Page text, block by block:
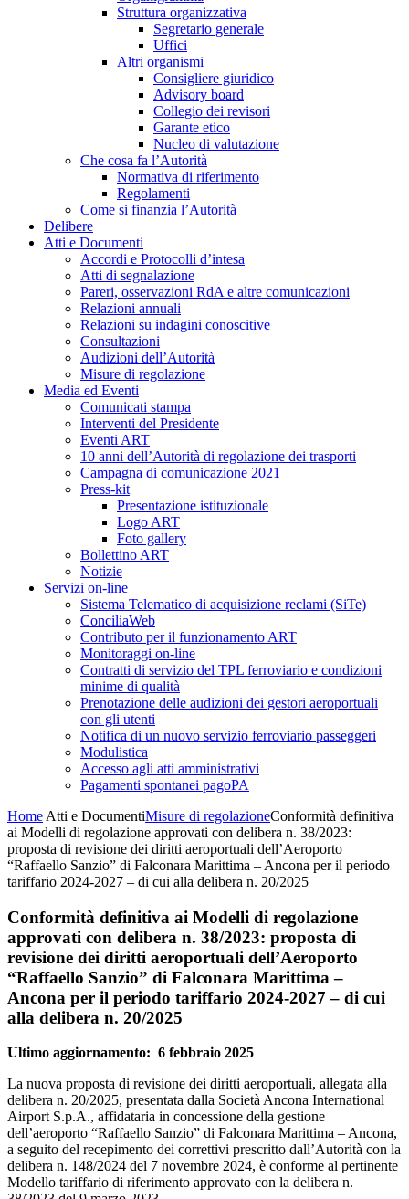
Struttura organizzativa
Segretario generale
Uffici
Altri organismi
Consigliere giuridico
Advisory board
Collegio dei revisori
Garante etico
Nucleo di valutazione
Che cosa fa l’Autorità
Normativa di riferimento
Regolamenti
Come si finanzia l’Autorità
Delibere
Atti e Documenti
Accordi e Protocolli d’intesa
Atti di segnalazione
Pareri, osservazioni RdA e altre comunicazioni
Relazioni annuali
Relazioni su indagini conoscitive
Consultazioni
Audizioni dell’Autorità
Misure di regolazione
Media ed Eventi
Comunicati stampa
Interventi del Presidente
Eventi ART
10 anni dell’Autorità di regolazione dei trasporti
Campagna di comunicazione 2021
Press-kit
Presentazione istituzionale
Logo ART
Foto gallery
Bollettino ART
Notizie
Servizi on-line
Sistema Telematico di acquisizione reclami (SiTe)
ConciliaWeb
Contributo per il funzionamento ART
Monitoraggi on-line
Contratti di servizio del TPL ferroviario e condizioni
minime di qualità
Prenotazione delle audizioni dei gestori aeroportuali
con gli utenti
Notifica di un nuovo servizio ferroviario passeggeri
Modulistica
Accesso agli atti amministrativi
Pagamenti spontanei pagoPA
Home Atti e DocumentiMisure di regolazioneConformità definitiva
ai Modelli di regolazione approvati con delibera n. 38/2023:
proposta di revisione dei diritti aeroportuali dell’Aeroporto
“Raffaello Sanzio” di Falconara Marittima – Ancona per il periodo
tariffario 2024-2027 – di cui alla delibera n. 20/2025
Conformità definitiva ai Modelli di regolazione
approvati con delibera n. 38/2023: proposta di
revisione dei diritti aeroportuali dell’Aeroporto
“Raffaello Sanzio” di Falconara Marittima –
Ancona per il periodo tariffario 2024-2027 – di cui
alla delibera n. 20/2025
Ultimo aggiornamento: 6 febbraio 2025
La nuova proposta di revisione dei diritti aeroportuali, allegata alla
delibera n. 20/2025, presentata dalla Società Ancona International
Airport S.p.A., affidataria in concessione della gestione
dell’aeroporto “Raffaello Sanzio” di Falconara Marittima – Ancona,
a seguito del recepimento dei correttivi prescritto dall’Autorità con la
delibera n. 148/2024 del 7 novembre 2024, è conforme al pertinente
Modello tariffario di riferimento approvato con la delibera n.